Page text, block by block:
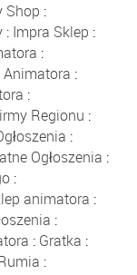
Shop :
: Impra Sklep :
:
:
:
Regionu :
:
Ogłoszenia :
:
animatora :
:
: Gratka :
: